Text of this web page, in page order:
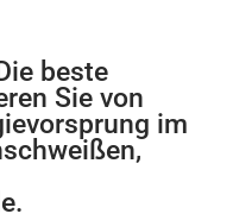
beste
Sie von
im